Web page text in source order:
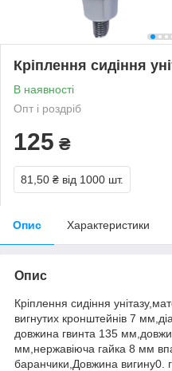
Кріплення сидіння
В наявності
Опт і роздріб
125 ₴
81,50 ₴ від 1000 шт.
Опис Характеристики
Опис
Кріплення сидіння
вигнутих кронштейнів 7
довжина гвинта 135
мм,нержавіюча гайка 8 мм
баранчики,Довжина вигину0.